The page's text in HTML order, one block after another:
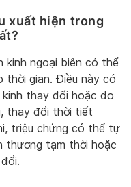
xuất hiện trong
kinh ngoại biên có thể
thời gian. Điều này có
thay đổi hoặc do
thay đổi thời tiết
triệu chứng có thể tự
thương tạm thời hoặc